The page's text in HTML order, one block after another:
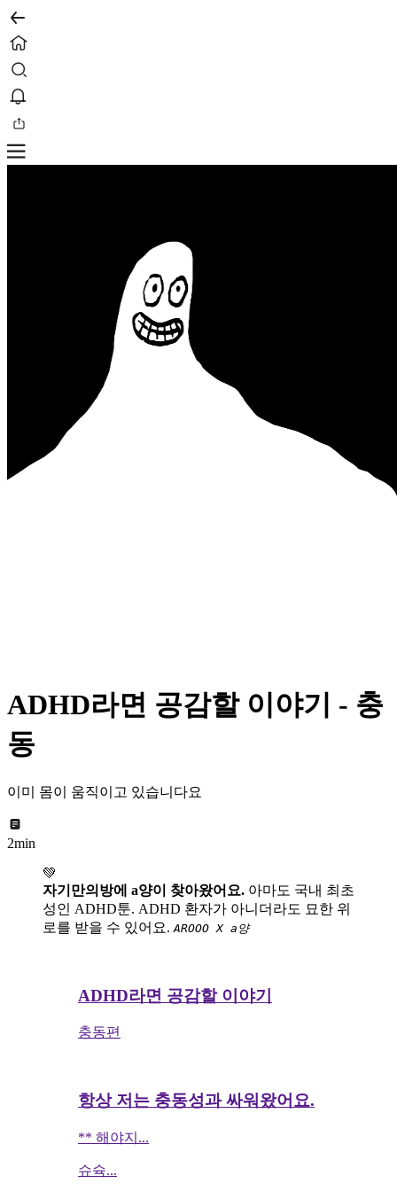
ADHD라면 공감할 이야기 - 충
동
이미 몸이 움직이고 있습니다요
2min
💚
자기만의방에 a양이 찾아왔어요. 아마도 국내 최초
성인 ADHD툰. ADHD 환자가 아니더라도 묘한 위
로를 받을 수 있어요. AROOO X a양
ADHD라면 공감할 이야기
충동편
항상 저는 충동성과 싸워왔어요.
** 해야지...
슈슉...